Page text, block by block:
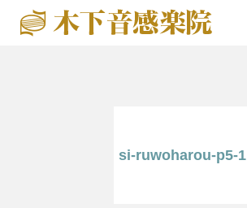
si-ruwoharou-p5-1
音感教育クラス